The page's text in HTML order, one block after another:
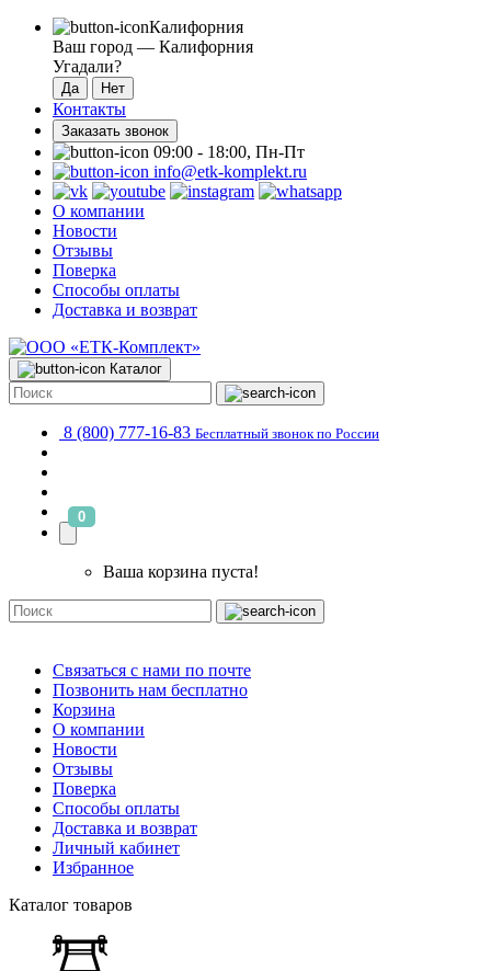
Калифорния
Ваш город — Калифорния
Угадали?
Контакты
Заказать звонок
09:00 - 18:00, Пн-Пт
info@etk-komplekt.ru
О компании
Новости
Отзывы
Поверка
Способы оплаты
Доставка и возврат
Каталог
8 (800) 777-16-83 Бесплатный звонок по России
0
Ваша корзина пуста!
Связаться с нами по почте
Позвонить нам бесплатно
Корзина
О компании
Новости
Отзывы
Поверка
Способы оплаты
Доставка и возврат
Личный кабинет
Избранное
Каталог товаров